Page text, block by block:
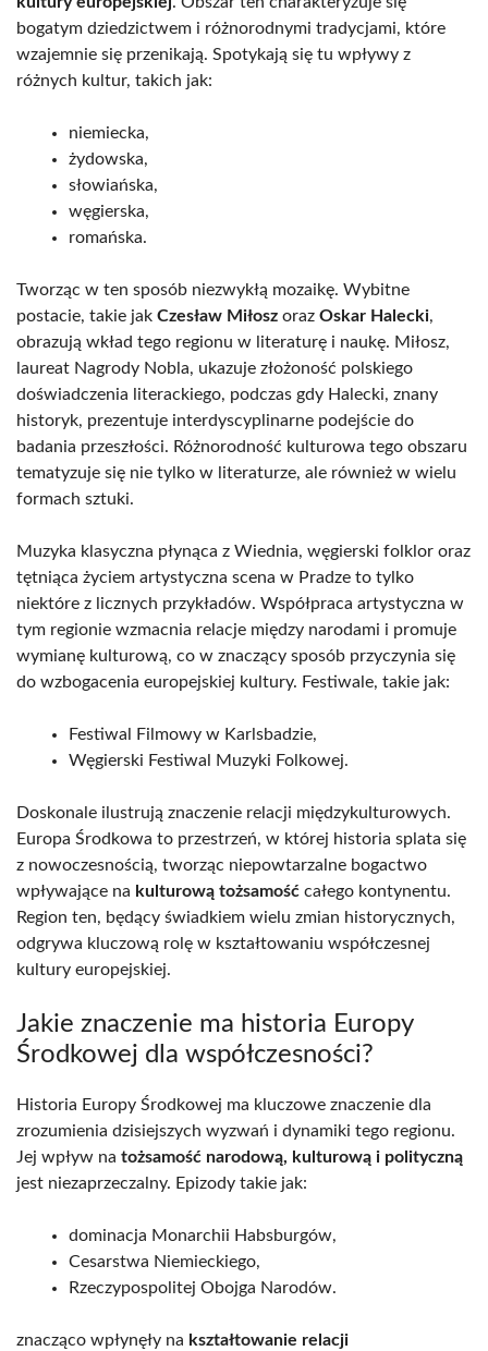
bogatym dziedzictwem i różnorodnymi tradycjami, które
wzajemnie się przenikają. Spotykają się tu wpływy z
różnych kultur, takich jak:
niemiecka,
żydowska,
słowiańska,
węgierska,
romańska.
Tworząc w ten sposób niezwykłą mozaikę. Wybitne
postacie, takie jak Czesław Miłosz oraz Oskar Halecki,
obrazują wkład tego regionu w literaturę i naukę. Miłosz,
laureat Nagrody Nobla, ukazuje złożoność polskiego
doświadczenia literackiego, podczas gdy Halecki, znany
historyk, prezentuje interdyscyplinarne podejście do
badania przeszłości. Różnorodność kulturowa tego obszaru
tematyzuje się nie tylko w literaturze, ale również w wielu
formach sztuki.
Muzyka klasyczna płynąca z Wiednia, węgierski folklor oraz
tętniąca życiem artystyczna scena w Pradze to tylko
niektóre z licznych przykładów. Współpraca artystyczna w
tym regionie wzmacnia relacje między narodami i promuje
wymianę kulturową, co w znaczący sposób przyczynia się
do wzbogacenia europejskiej kultury. Festiwale, takie jak:
Festiwal Filmowy w Karlsbadzie,
Węgierski Festiwal Muzyki Folkowej.
Doskonale ilustrują znaczenie relacji międzykulturowych.
Europa Środkowa to przestrzeń, w której historia splata się
z nowoczesnością, tworząc niepowtarzalne bogactwo
wpływające na kulturową tożsamość całego kontynentu.
Region ten, będący świadkiem wielu zmian historycznych,
odgrywa kluczową rolę w kształtowaniu współczesnej
kultury europejskiej.
Jakie znaczenie ma historia Europy
Środkowej dla współczesności?
Historia Europy Środkowej ma kluczowe znaczenie dla
zrozumienia dzisiejszych wyzwań i dynamiki tego regionu.
Jej wpływ na tożsamość narodową, kulturową i polityczną
jest niezaprzeczalny. Epizody takie jak:
dominacja Monarchii Habsburgów,
Cesarstwa Niemieckiego,
Rzeczypospolitej Obojga Narodów.
znacząco wpłynęły na kształtowanie relacji